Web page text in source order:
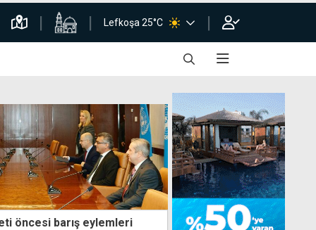
Lefkoşa 25°C
öncesi barış eylemleri